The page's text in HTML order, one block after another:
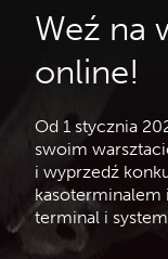
Weź na
online!
Od 1 stycznia
swoim
i wyprzedź
kasoterminalem
terminal i